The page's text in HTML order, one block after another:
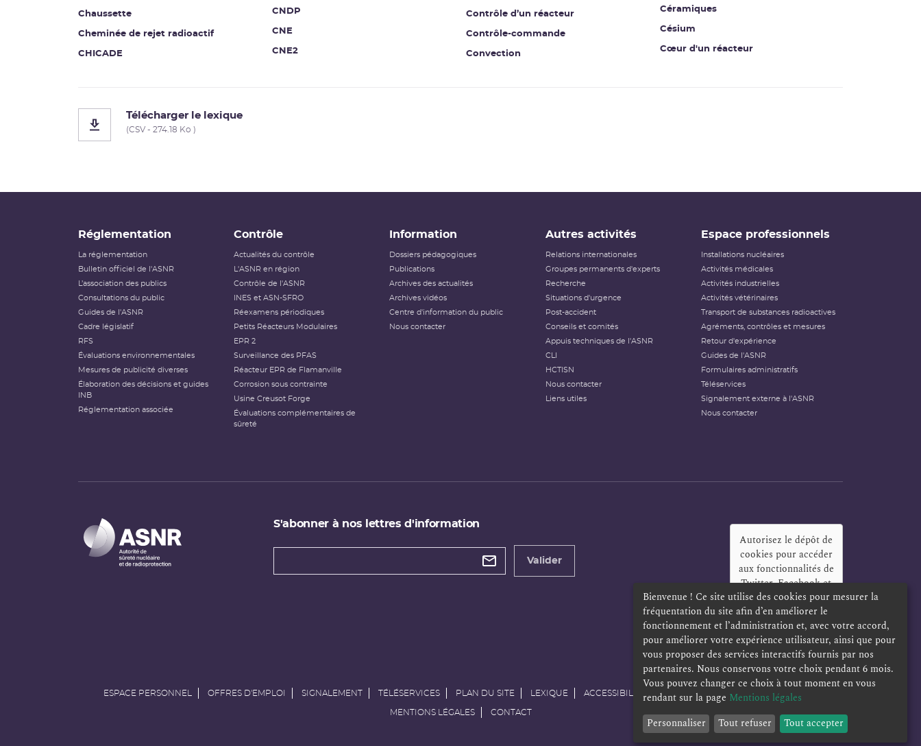
Chaussette
Cheminée de rejet radioactif
CHICADE
CNDP
CNE
CNE2
Contrôle d’un réacteur
Contrôle-commande
Convection
Céramiques
Césium
Cœur d'un réacteur
Télécharger le lexique
(CSV - 274.18 Ko )
Réglementation
La réglementation
Bulletin officiel de l'ASNR
L’association des publics
Consultations du public
Guides de l'ASNR
Cadre législatif
RFS
Évaluations environnementales
Mesures de publicité diverses
Élaboration des décisions et guides
INB
Réglementation associée
Contrôle
Actualités du contrôle
L'ASNR en région
Contrôle de l'ASNR
INES et ASN-SFRO
Réexamens périodiques
Petits Réacteurs Modulaires
EPR 2
Surveillance des PFAS
Réacteur EPR de Flamanville
Corrosion sous contrainte
Usine Creusot Forge
Évaluations complémentaires de
sûreté
Information
Dossiers pédagogiques
Publications
Archives des actualités
Archives vidéos
Centre d'information du public
Nous contacter
Autres activités
Relations internationales
Groupes permanents d'experts
Recherche
Situations d'urgence
Post-accident
Conseils et comités
Appuis techniques de l'ASNR
CLI
HCTISN
Nous contacter
Liens utiles
Espace professionnels
Installations nucléaires
Activités médicales
Activités industrielles
Activités vétérinaires
Transport de substances radioactives
Agréments, contrôles et mesures
Retour d'expérience
Guides de l'ASNR
Formulaires administratifs
Téléservices
Signalement externe à l'ASNR
Nous contacter
S'abonner à nos lettres d'information
Types de
Valider
Autorisez le dépôt de
cookies pour accéder
aux fonctionnalités de
Twitter, Facebook et
LinkedIn?
Oui
Toujours
ESPACE PERSONNEL OFFRES D'EMPLOI SIGNALEMENT TÉLÉSERVICES PLAN DU SITE LEXIQUE ACCESSIBILITÉ POLITIQUE DE CONFIDENTIALITÉ
MENTIONS LÉGALES CONTACT
Bienvenue ! Ce site utilise des cookies pour mesurer la
fréquentation du site afin d’en améliorer le
fonctionnement et l’administration et, avec votre accord,
pour améliorer votre expérience utilisateur, ainsi que pour
vous proposer des services interactifs fournis par nos
partenaires. Nous conservons votre choix pendant 6 mois.
Vous pouvez changer ce choix à tout moment en vous
rendant sur la page Mentions légales
Personnaliser
Tout refuser Tout accepter